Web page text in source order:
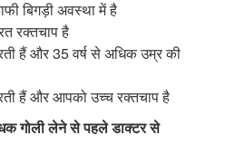
बिगड़ी अवस्था में है
रक्तचाप है
हैं और 35 वर्ष से अधिक उम्र की
हैं और आपको उच्च रक्तचाप है
गोली लेने से पहले डाक्टर से